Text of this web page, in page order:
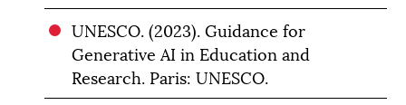
UNESCO. (2023). Guidance for
Generative AI in Education and
Research. Paris: UNESCO.